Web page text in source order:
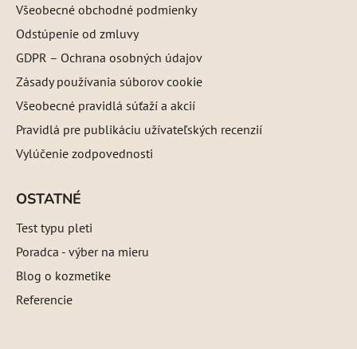
Všeobecné obchodné podmienky
Odstúpenie od zmluvy
GDPR – Ochrana osobných údajov
Zásady používania súborov cookie
Všeobecné pravidlá súťaží a akcií
Pravidlá pre publikáciu užívateľských recenzií
Vylúčenie zodpovednosti
OSTATNÉ
Test typu pleti
Poradca - výber na mieru
Blog o kozmetike
Referencie